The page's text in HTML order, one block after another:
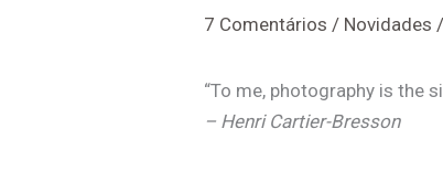
7 Comentários / Novidades
“To me, photography is the
– Henri Cartier-Bresson